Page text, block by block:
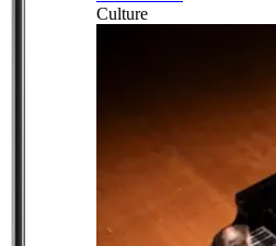
Culture